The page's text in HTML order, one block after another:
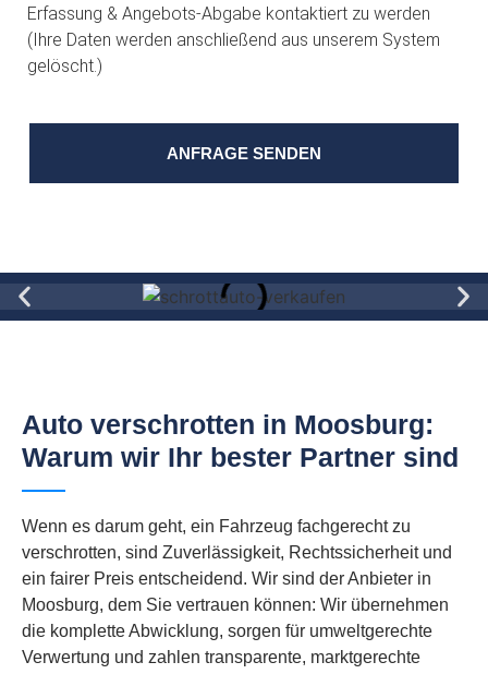
Erfassung & Angebots-Abgabe kontaktiert zu werden
(Ihre Daten werden anschließend aus unserem System
gelöscht.)
ANFRAGE SENDEN
Auto verschrotten in Moosburg:
Warum wir Ihr bester Partner sind
Wenn es darum geht, ein Fahrzeug fachgerecht zu
verschrotten, sind Zuverlässigkeit, Rechtssicherheit und
ein fairer Preis entscheidend. Wir sind der Anbieter in
Moosburg, dem Sie vertrauen können: Wir übernehmen
die komplette Abwicklung, sorgen für umweltgerechte
Verwertung und zahlen transparente, marktgerechte